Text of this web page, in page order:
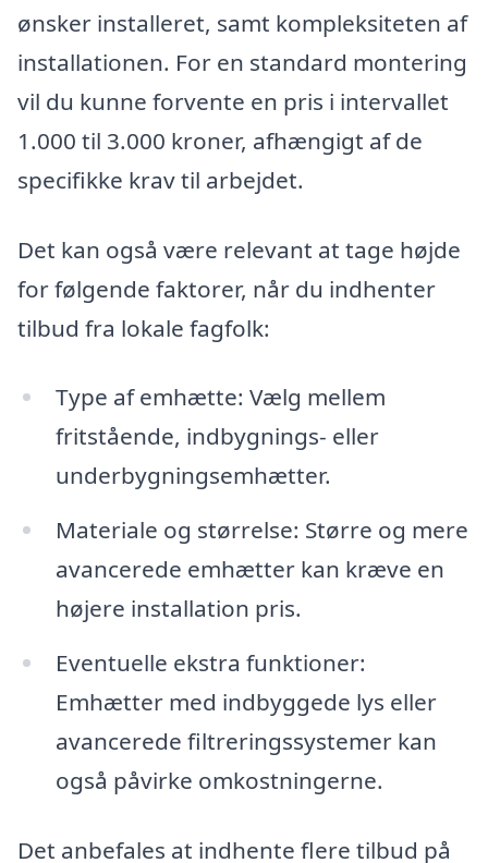
ønsker installeret, samt kompleksiteten af
installationen. For en standard montering
vil du kunne forvente en pris i intervallet
1.000 til 3.000 kroner, afhængigt af de
specifikke krav til arbejdet.
Det kan også være relevant at tage højde
for følgende faktorer, når du indhenter
tilbud fra lokale fagfolk:
Type af emhætte: Vælg mellem
fritstående, indbygnings- eller
underbygningsemhætter.
Materiale og størrelse: Større og mere
avancerede emhætter kan kræve en
højere installation pris.
Eventuelle ekstra funktioner:
Emhætter med indbyggede lys eller
avancerede filtreringssystemer kan
også påvirke omkostningerne.
Det anbefales at indhente flere tilbud på